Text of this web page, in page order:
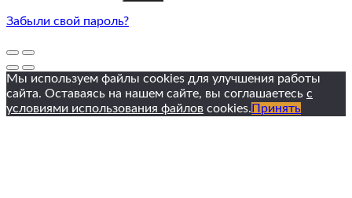
Забыли свой пароль?
Мы используем файлы cookies для улучшения работы
сайта. Оставаясь на нашем сайте, вы соглашаетесь с
условиями использования файлов cookies. Принять